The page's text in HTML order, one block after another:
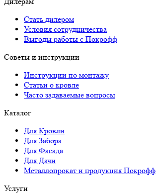
Стать дилером
Условия сотрудничества
Выгоды работы с Покрофф
Советы и инструкции
Инструкции по монтажу
Статьи о кровле
Часто задаваемые вопросы
Каталог
Для Кровли
Для Забора
Для Фасада
Для Дачи
Металлопрокат и продукция Покрофф
Услуги